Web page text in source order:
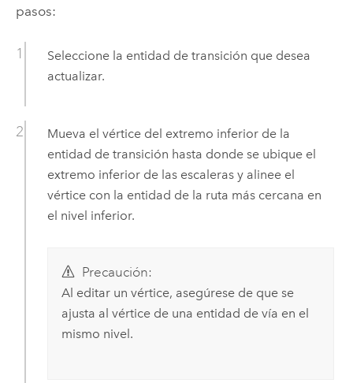
pasos:
Seleccione la entidad de transición que desea
actualizar.
Mueva el vértice del extremo inferior de la
entidad de transición hasta donde se ubique el
extremo inferior de las escaleras y alinee el
vértice con la entidad de la ruta más cercana en
el nivel inferior.
Precaución:
Al editar un vértice, asegúrese de que se
ajusta al vértice de una entidad de vía en el
mismo nivel.